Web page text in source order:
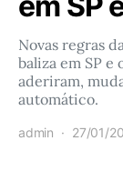
Novas regras
baliza em SP e
aderiram,
automático.
admin 27/01/